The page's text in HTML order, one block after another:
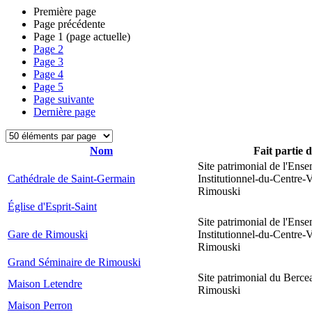
Première page
Page précédente
Page 1 (page actuelle)
Page 2
Page 3
Page 4
Page 5
Page suivante
Dernière page
Nom Fait partie
Cathédrale de Saint-Germain
Site patrimonial de
Institutionnel-du-Centre-
Rimouski
Église d'Esprit-Saint
Gare de Rimouski
Site patrimonial de
Institutionnel-du-Centre-
Rimouski
Grand Séminaire de Rimouski
Maison Letendre
Site patrimonial du
Rimouski
Maison Perron